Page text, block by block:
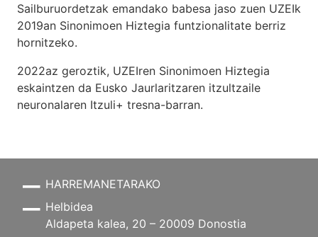
Sailburuordetzak emandako babesa jaso zuen UZEIk
2019an Sinonimoen Hiztegia funtzionalitate berriz
hornitzeko.
2022az geroztik, UZEIren Sinonimoen Hiztegia
eskaintzen da Eusko Jaurlaritzaren itzultzaile
neuronalaren Itzuli+ tresna-barran.
HARREMANETARAKO
Helbidea
Aldapeta kalea, 20 – 20009 Donostia